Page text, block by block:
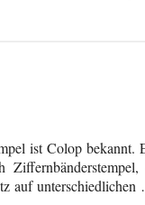
ist Colop bekannt.
auf